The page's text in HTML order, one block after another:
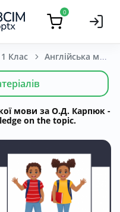
0
1 Клас
мови за О.Д. Карпюк -
on the topic.